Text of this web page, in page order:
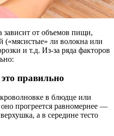
зависит от объемов пищи,
(«мясистые» ли волокна или
и т.д. Из-за ряда факторов
это правильно
в блюдце или
прогреется равномернее —
а в середине тесто